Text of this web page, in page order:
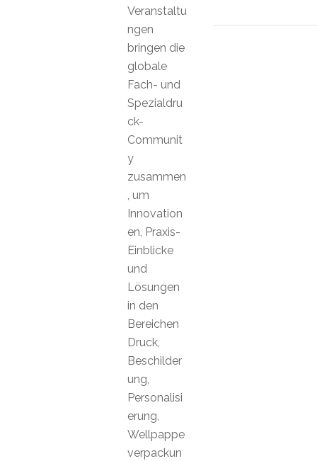
Veranstaltu
ngen
bringen die
globale
Fach- und
Spezialdru
ck-
Communit
y
zusammen
, um
Innovation
en, Praxis-
Einblicke
und
Lösungen
in den
Bereichen
Druck,
Beschilder
ung,
Personalisi
erung,
Wellpappe
verpackun